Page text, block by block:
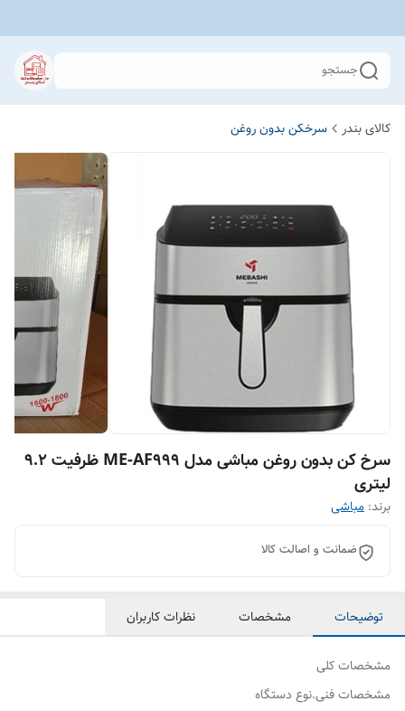
جستجو
کالای بندر سرخکن بدون روغن
سرخ کن بدون روغن مباشی مدل ME-AF999 ظرفیت ۹.۲
لیتری
برند: مباشی
ضمانت و اصالت کالا
توضیحات مشخصات نظرات کاربران
مشخصات کلی
مشخصات فنی.نوع دستگاه